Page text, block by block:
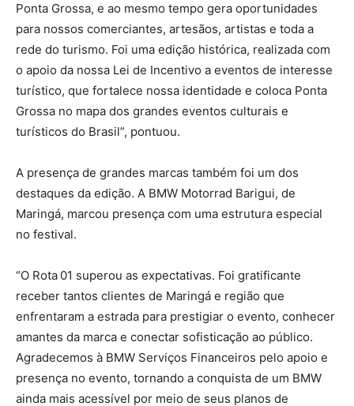
Ponta Grossa, e ao mesmo tempo gera oportunidades
para nossos comerciantes, artesãos, artistas e toda a
rede do turismo. Foi uma edição histórica, realizada com
o apoio da nossa Lei de Incentivo a eventos de interesse
turístico, que fortalece nossa identidade e coloca Ponta
Grossa no mapa dos grandes eventos culturais e
turísticos do Brasil”, pontuou.
A presença de grandes marcas também foi um dos
destaques da edição. A BMW Motorrad Barigui, de
Maringá, marcou presença com uma estrutura especial
no festival.
“O Rota 01 superou as expectativas. Foi gratificante
receber tantos clientes de Maringá e região que
enfrentaram a estrada para prestigiar o evento, conhecer
amantes da marca e conectar sofisticação ao público.
Agradecemos à BMW Serviços Financeiros pelo apoio e
presença no evento, tornando a conquista de um BMW
ainda mais acessível por meio de seus planos de